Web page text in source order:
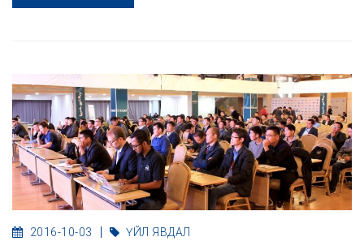
2016-10-03 ҮЙЛ ЯВДАЛ